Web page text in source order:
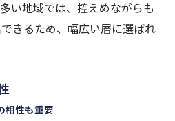
い地域では、控えめながらも
きるため、幅広い層に選ばれ
相性も重要